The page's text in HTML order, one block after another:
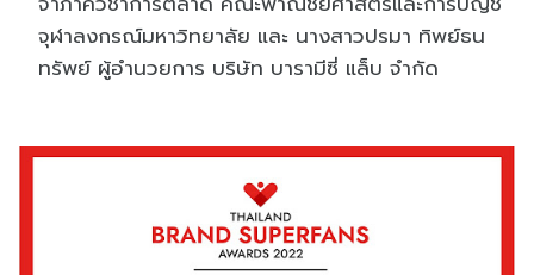
จุฬาลงกรณ์มหาวิทยาลัย และ นางสาวปรมา ทิพย์ธน
ทรัพย์ ผู้อำนวยการ บริษัท บารามีซี่ แล็บ จำกัด